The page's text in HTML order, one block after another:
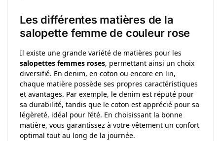
Les différentes matières de la
salopette femme de couleur rose
Il existe une grande variété de matières pour les
salopettes femmes roses, permettant ainsi un choix
diversifié. En denim, en coton ou encore en lin,
chaque matière possède ses propres caractéristiques
et avantages. Par exemple, le denim est réputé pour
sa durabilité, tandis que le coton est apprécié pour sa
légèreté, idéal pour l’été. En choisissant la bonne
matière, vous garantissez à votre vêtement un confort
optimal tout au long de la journée.